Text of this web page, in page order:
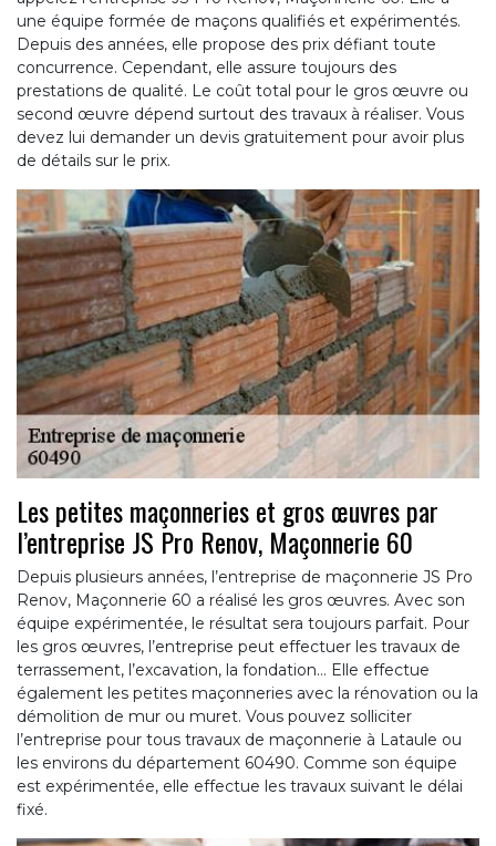
une équipe formée de maçons qualifiés et expérimentés.
Depuis des années, elle propose des prix défiant toute
concurrence. Cependant, elle assure toujours des
prestations de qualité. Le coût total pour le gros œuvre ou
second œuvre dépend surtout des travaux à réaliser. Vous
devez lui demander un devis gratuitement pour avoir plus
de détails sur le prix.
Les petites maçonneries et gros œuvres par
l’entreprise JS Pro Renov, Maçonnerie 60
Depuis plusieurs années, l’entreprise de maçonnerie JS Pro
Renov, Maçonnerie 60 a réalisé les gros œuvres. Avec son
équipe expérimentée, le résultat sera toujours parfait. Pour
les gros œuvres, l’entreprise peut effectuer les travaux de
terrassement, l’excavation, la fondation… Elle effectue
également les petites maçonneries avec la rénovation ou la
démolition de mur ou muret. Vous pouvez solliciter
l’entreprise pour tous travaux de maçonnerie à Lataule ou
les environs du département 60490. Comme son équipe
est expérimentée, elle effectue les travaux suivant le délai
fixé.